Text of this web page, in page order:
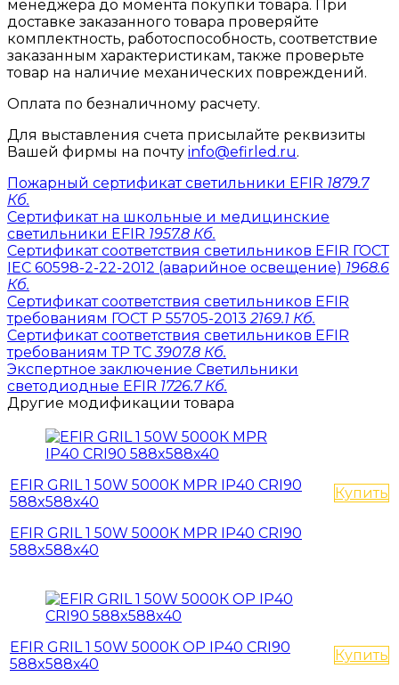
менеджера до момента покупки товара. При
доставке заказанного товара проверяйте
комплектность, работоспособность, соответствие
заказанным характеристикам, также проверьте
товар на наличие механических повреждений.
Оплата по безналичному расчету.
Для выставления счета присылайте реквизиты
Вашей фирмы на почту info@efirled.ru.
Пожарный сертификат светильники EFIR 1879.7
Кб.
Сертификат на школьные и медицинские
светильники EFIR 1957.8 Кб.
Сертификат соответствия светильников EFIR ГОСТ
IEC 60598-2-22-2012 (аварийное освещение) 1968.6
Кб.
Сертификат соответствия светильников EFIR
требованиям ГОСТ Р 55705-2013 2169.1 Кб.
Сертификат соответствия светильников EFIR
требованиям ТР ТС 3907.8 Кб.
Экспертное заключение Светильники
светодиодные EFIR 1726.7 Кб.
Другие модификации товара
EFIR GRIL 1 50W 5000К MPR IP40 CRI90
588x588x40
EFIR GRIL 1 50W 5000К MPR IP40 CRI90
588x588x40
Купить
EFIR GRIL 1 50W 5000К OP IP40 CRI90
588x588x40
Купить